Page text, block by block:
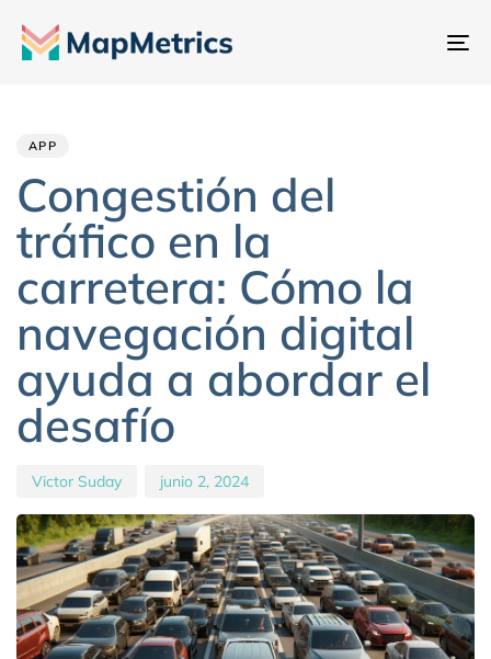
APP
Congestión del
tráfico en la
carretera: Cómo la
navegación digital
ayuda a abordar el
desafío
Victor Suday junio 2, 2024